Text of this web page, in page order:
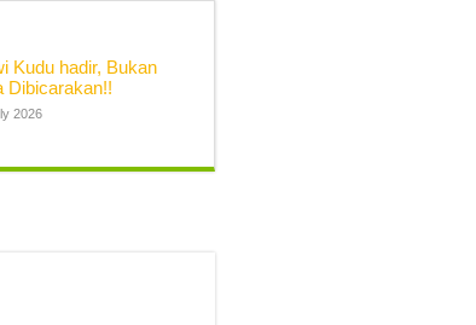
Kudu hadir, Bukan
Dibicarakan!!
2026